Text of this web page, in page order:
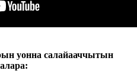
уонна салайааччытын